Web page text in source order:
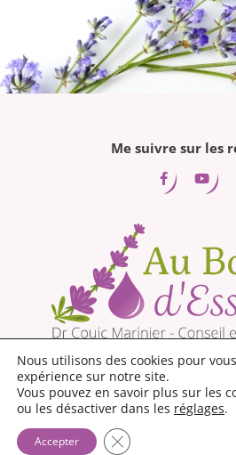
Me suivre sur les
Me
Nous utilisons des cookies pour
expérience sur notre site.
Vous pouvez en savoir plus sur les
ou les désactiver dans les réglages.
Accepter Fermer la bannière